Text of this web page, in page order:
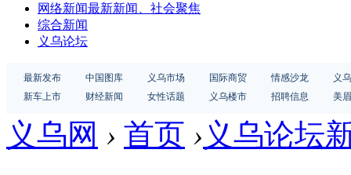
网络新闻最新新闻、社会聚焦
综合新闻
义乌论坛
最新发布 中国图库 义乌市场 国际商贸 情感沙龙
义
新车上市
财经新闻 女性话题 义乌楼市 招聘信息 美
义乌网 › 首页 › 义乌论坛